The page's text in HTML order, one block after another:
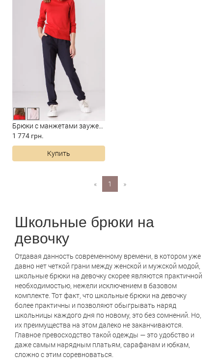
Брюки с манжетами зауженные
1 774 грн.
Купить
« 1 »
Школьные брюки на
девочку
Отдавая данность современному времени, в котором уже
давно нет четкой грани между женской и мужской модой,
школьные брюки на девочку скорее являются практичной
необходимостью, нежели исключением в базовом
комплекте. Тот факт, что школьные брюки на девочку
более практичны и позволяют обыгрывать наряд
школьницы каждого дня по новому, это без сомнений. Но,
их преимущества на этом далеко не заканчиваются.
Главное превосходство такой одежды — это удобство и
даже самым нарядным платьям, сарафанам и юбкам,
сложно с этим соревноваться.